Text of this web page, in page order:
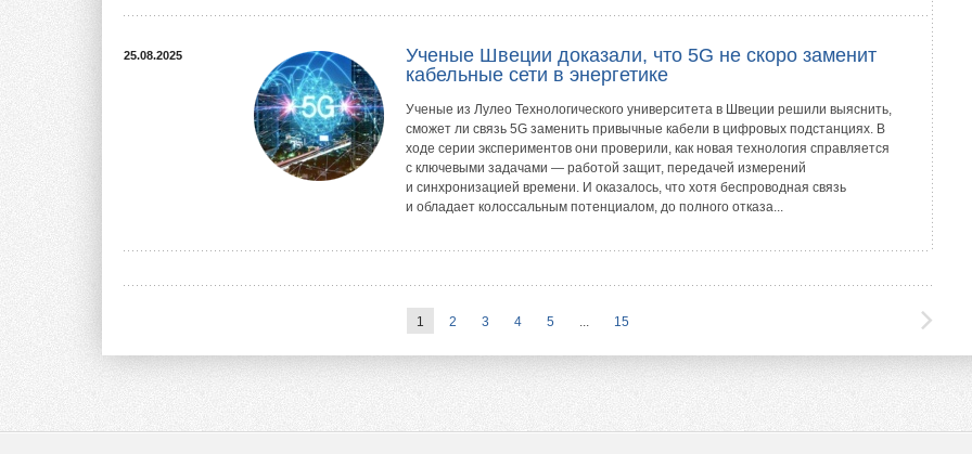
25.08.2025
Ученые Швеции доказали, что 5G не скоро заменит
кабельные сети в энергетике
Ученые из Лулео Технологического университета в Швеции решили выяснить,
сможет ли связь 5G заменить привычные кабели в цифровых подстанциях. В
ходе серии экспериментов они проверили, как новая технология справляется
с ключевыми задачами — работой защит, передачей измерений
и синхронизацией времени. И оказалось, что хотя беспроводная связь
и обладает колоссальным потенциалом, до полного отказа...
1 2 3 4 5 ... 15